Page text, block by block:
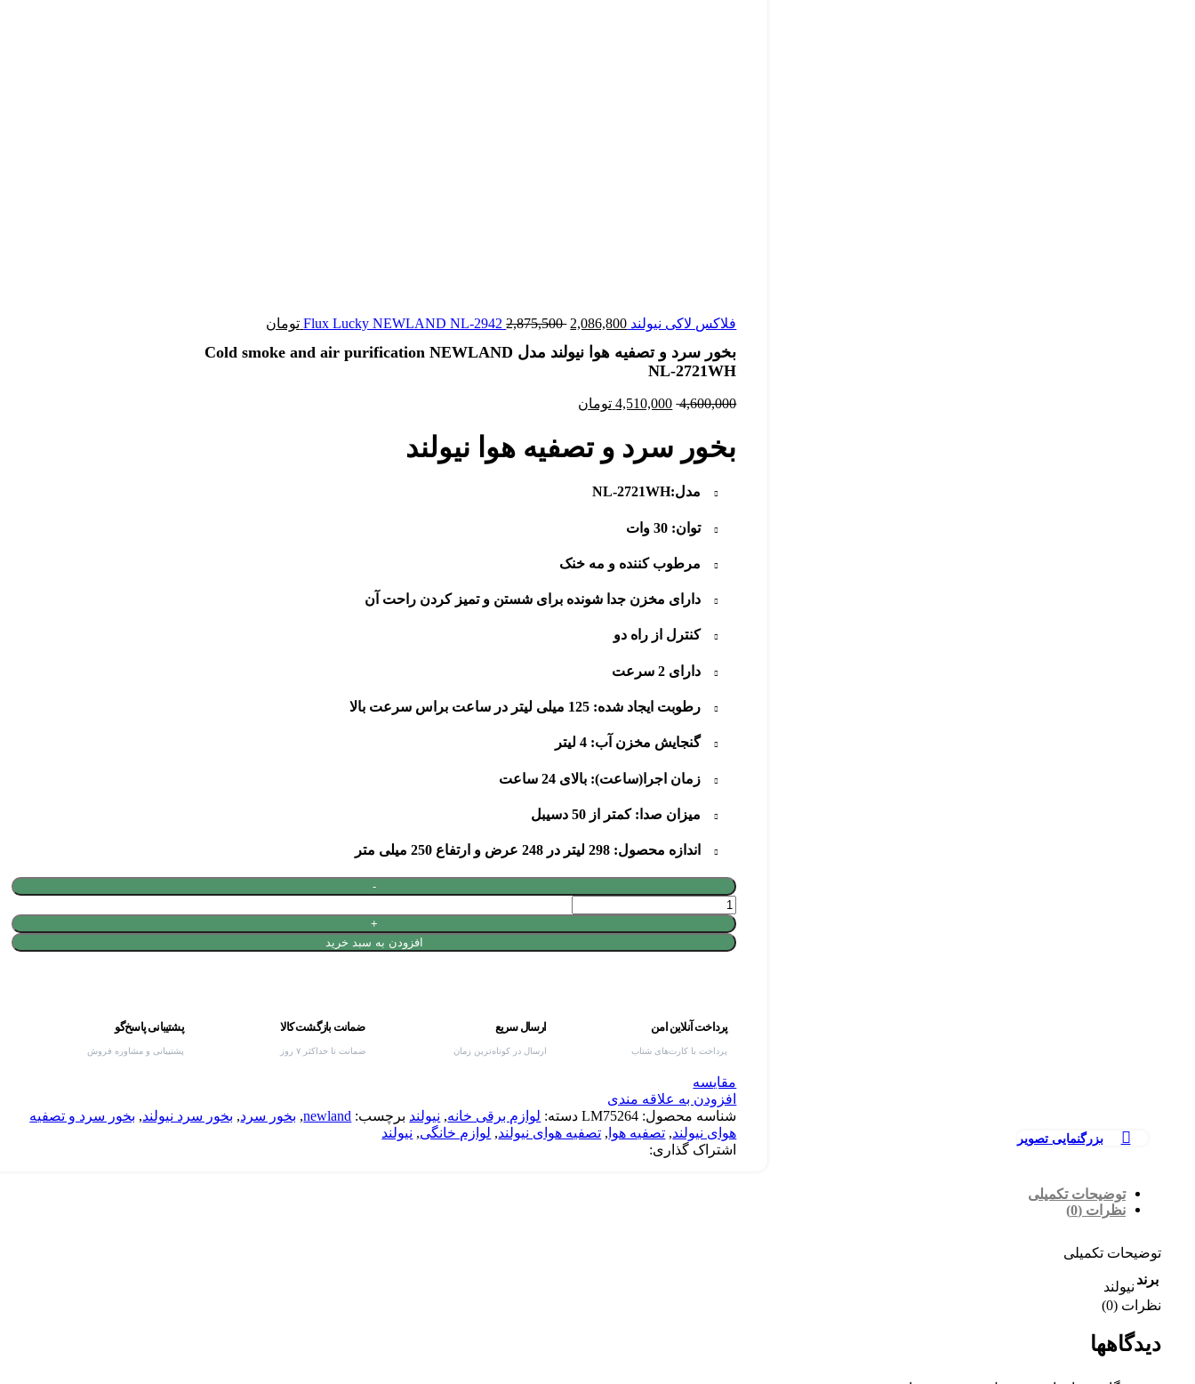
بزرگنمایی تصویر
فلاکس لاکی نیولند Flux Lucky NEWLAND NL-2942 2,875,500 2,086,800 تومان
بخور سرد و تصفیه هوا نیولند مدل Cold smoke and air purification NEWLAND
NL-2721WH
4,600,000
4,510,000 تومان
بخور سرد و تصفیه هوا نیولند
مدل:NL-2721WH
توان: 30 وات
مرطوب کننده و مه خنک
دارای مخزن جدا شونده برای شستن و تمیز کردن راحت آن
کنترل از راه دو
دارای 2 سرعت
رطوبت ایجاد شده: 125 میلی لیتر در ساعت براس سرعت بالا
گنجایش مخزن آب: 4 لیتر
زمان اجرا(ساعت): بالای 24 ساعت
میزان صدا: کمتر از 50 دسیبل
اندازه محصول: 298 لیتر در 248 عرض و ارتفاع 250 میلی متر
افزودن به سبد خرید
پرداخت آنلاین امن
پرداخت با کارت‌های شتاب
ارسال سریع
ارسال در کوتاه‌ترین زمان
ضمانت بازگشت کالا
ضمانت تا حداکثر ۷ روز
پشتیبانی پاسخ‌گو
پشتیبانی و مشاوره فروش
مقایسه
افزودن به علاقه مندی
شناسه محصول: LM75264 دسته: لوازم برقی خانه, نیولند برچسب: newland
, بخور سرد, بخور سرد نیولند, بخور سرد و تصفیه
هوای نیولند, تصفیه هوا , تصفیه هوای نیولند, لوازم خانگی, نیولند
اشتراک گذاری:
توضیحات تکمیلی
نظرات (0)
توضیحات تکمیلی
برند نیولند
نظرات (0)
دیدگاهها